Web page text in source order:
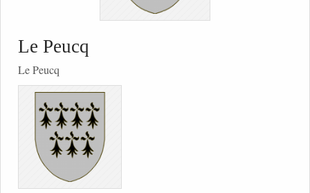
Le Peucq
Le Peucq